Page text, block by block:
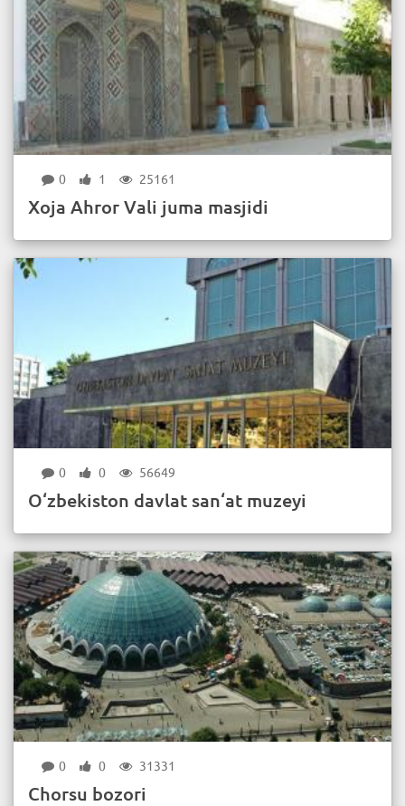
0 1 25161
Xoja Ahror Vali juma masjidi
0 0 56649
O‘zbekiston davlat san‘at muzeyi
0 0 31331
Chоrsu bоzоri